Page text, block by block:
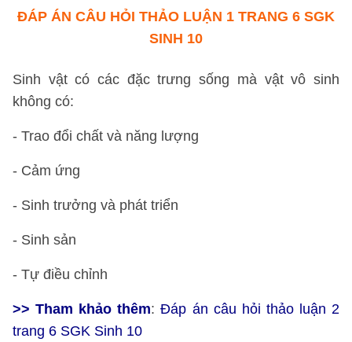
ĐÁP ÁN CÂU HỎI THẢO LUẬN 1 TRANG 6 SGK
SINH 10
Sinh vật có các đặc trưng sống mà vật vô sinh
không có:
- Trao đổi chất và năng lượng
- Cảm ứng
- Sinh trưởng và phát triển
- Sinh sản
- Tự điều chỉnh
>> Tham khảo thêm:Đáp án câu hỏi thảo luận 2
trang 6 SGK Sinh 10